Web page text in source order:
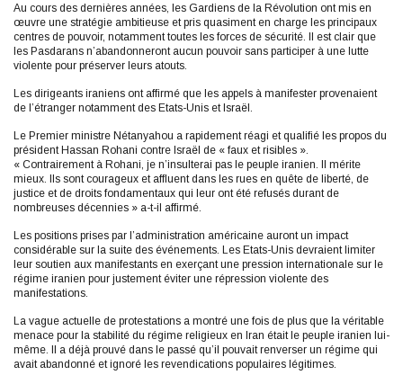
Au cours des dernières années, les Gardiens de la Révolution ont mis en
œuvre une stratégie ambitieuse et pris quasiment en charge les principaux
centres de pouvoir, notamment toutes les forces de sécurité. Il est clair que
les Pasdarans n’abandonneront aucun pouvoir sans participer à une lutte
violente pour préserver leurs atouts.
Les dirigeants iraniens ont affirmé que les appels à manifester provenaient
de l’étranger notamment des Etats-Unis et Israël.
Le Premier ministre Nétanyahou a rapidement réagi et qualifié les propos du
président Hassan Rohani contre Israël de « faux et risibles ».
« Contrairement à Rohani, je n’insulterai pas le peuple iranien. Il mérite
mieux. Ils sont courageux et affluent dans les rues en quête de liberté, de
justice et de droits fondamentaux qui leur ont été refusés durant de
nombreuses décennies » a-t-il affirmé.
Les positions prises par l’administration américaine auront un impact
considérable sur la suite des événements. Les Etats-Unis devraient limiter
leur soutien aux manifestants en exerçant une pression internationale sur le
régime iranien pour justement éviter une répression violente des
manifestations.
La vague actuelle de protestations a montré une fois de plus que la véritable
menace pour la stabilité du régime religieux en Iran était le peuple iranien lui-
même. Il a déjà prouvé dans le passé qu’il pouvait renverser un régime qui
avait abandonné et ignoré les revendications populaires légitimes.